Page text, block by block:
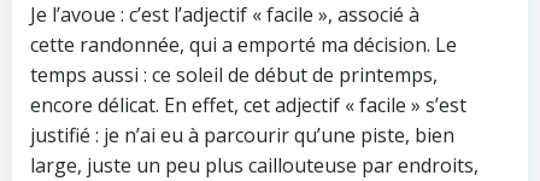
Je l’avoue : c’est l’adjectif « facile », associé à
cette randonnée, qui a emporté ma décision. Le
temps aussi : ce soleil de début de printemps,
encore délicat. En effet, cet adjectif « facile » s’est
justifié : je n’ai eu à parcourir qu’une piste, bien
large, juste un peu plus caillouteuse par endroits,